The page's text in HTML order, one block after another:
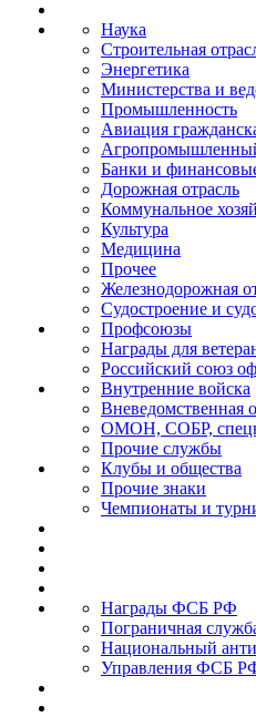
Наука
Строительная
Энергетика
Министерства и
Промышленность
Авиация
Банки и
Дорожная отрасль
Коммунальное
Культура
Медицина
Прочее
Железнодорожная
Судостроение и
Профсоюзы
Награды для
Российский союз
Внутренние войска
Вневедомственная
ОМОН, СОБР,
Прочие службы
Клубы и общества
Прочие знаки
Чемпионаты и
Награды ФСБ РФ
Пограничная
Национальный
Управления ФСБ